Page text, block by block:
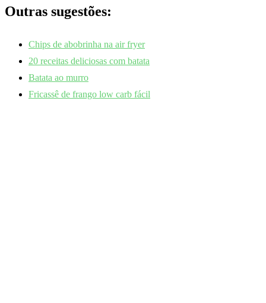
Outras sugestões:
Chips de abobrinha na air fryer
20 receitas deliciosas com batata
Batata ao murro
Fricassê de frango low carb fácil